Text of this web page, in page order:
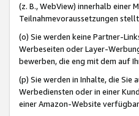
(z. B., WebView) innerhalb einer
Teilnahmevoraussetzungen
(o) Sie werden keine Partner-
Werbeseiten oder Layer-
bewerben, die eng mit dem auf
(p) Sie werden in Inhalte, die
Werbediensten oder in einer
einer Amazon-Website